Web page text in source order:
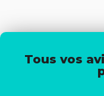
Tous vos